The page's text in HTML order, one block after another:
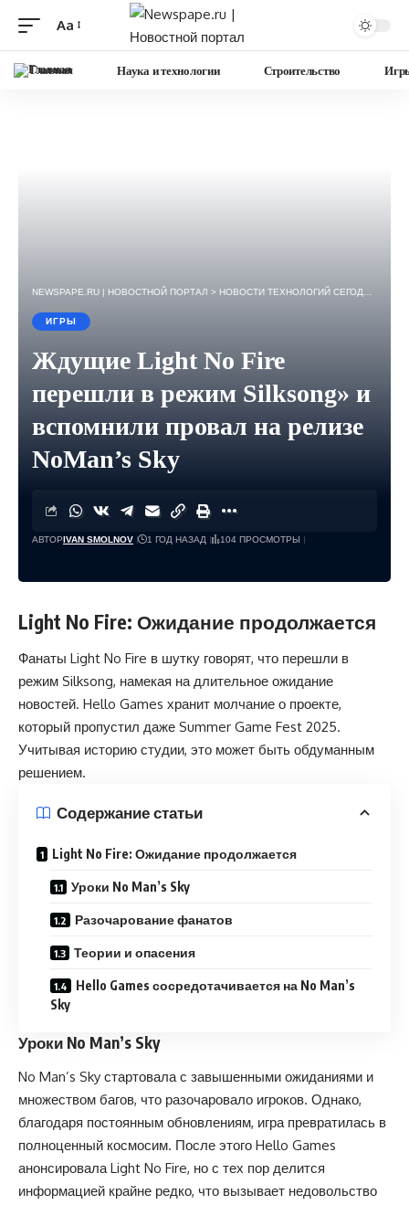
Изменение
Aa
Главная Наука и технологии Строительство
NEWSPAPE.RU | НОВОСТНОЙ ПОРТАЛ > НОВОСТИ ТЕХНОЛОГИЙ СЕГОДНЯ — ИГРЫ, НАУКА, ГАДЖЕТЫ, БИЗНЕС.
ИГРЫ
Ждущие Light No Fire
перешли в режим Silksong» и
вспомнили провал на релизе
NoMan’s Sky
АВТОРIVAN SMOLNOV 1 ГОД НАЗАД 104 ПРОСМОТРЫ
Light No Fire: Ожидание продолжается
Фанаты Light No Fire в шутку говорят, что перешли в
режим Silksong, намекая на длительное ожидание
новостей. Hello Games хранит молчание о проекте,
который пропустил даже Summer Game Fest 2025.
Учитывая историю студии, это может быть обдуманным
решением.
Содержание статьи
Light No Fire: Ожидание продолжается
Уроки No Man’s Sky
Разочарование фанатов
Теории и опасения
Hello Games сосредотачивается на No Man’s
Sky
Уроки No Man’s Sky
No Man’s Sky стартовала с завышенными ожиданиями и
множеством багов, что разочаровало игроков. Однако,
благодаря постоянным обновлениям, игра превратилась в
полноценный космосим. После этого Hello Games
анонсировала Light No Fire, но с тех пор делится
информацией крайне редко, что вызывает недовольство